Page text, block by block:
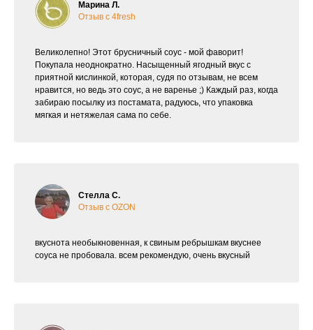
Марина Л.
Отзыв с 4fresh
Великолепно! Этот брусничный соус - мой фаворит!
Покупала неоднократно. Насыщенный ягодный вкус с
приятной кислинкой, которая, судя по отзывам, не всем
нравится, но ведь это соус, а не варенье ;) Каждый раз, когда
забираю посылку из постамата, радуюсь, что упаковка
мягкая и нетяжелая сама по себе.
Стелла С.
Отзыв с OZON
вкуснота необыкновенная, к свиным ребрышкам вкуснее
соуса не пробовала. всем рекомендую, очень вкусный